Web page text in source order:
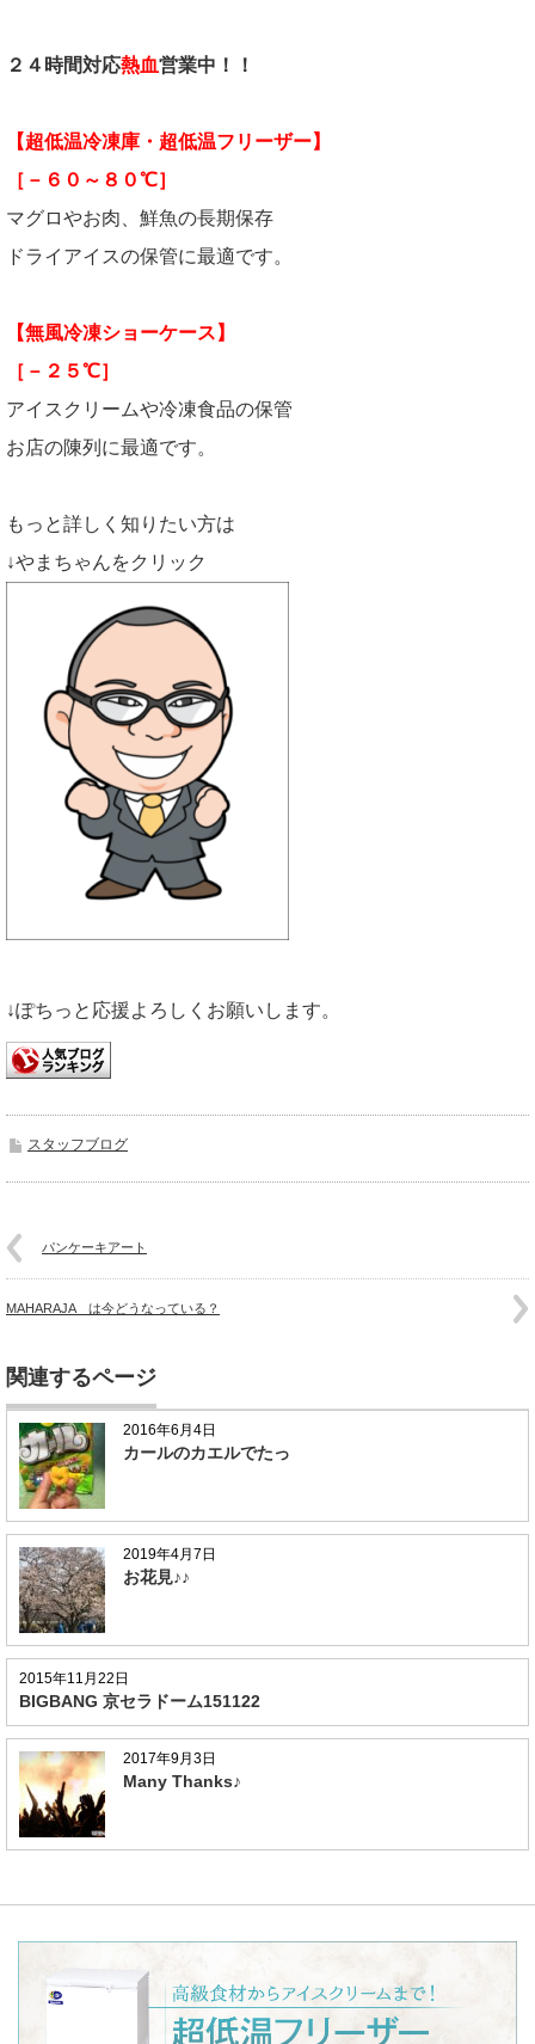
２４時間対応熱血営業中！！
【超低温冷凍庫・超低温フリーザー】
［－６０～８０℃］
マグロやお肉、鮮魚の長期保存
ドライアイスの保管に最適です。
【無風冷凍ショーケース】
［－２５℃］
アイスクリームや冷凍食品の保管
お店の陳列に最適です。
もっと詳しく知りたい方は
↓やまちゃんをクリック
↓ぽちっと応援よろしくお願いします。
スタッフブログ
パンケーキアート
MAHARAJA は今どうなっている？
関連するページ
2016年6月4日
カールのカエルでたっ
2019年4月7日
お花見♪♪
2015年11月22日
BIGBANG 京セラドーム151122
2017年9月3日
Many Thanks♪